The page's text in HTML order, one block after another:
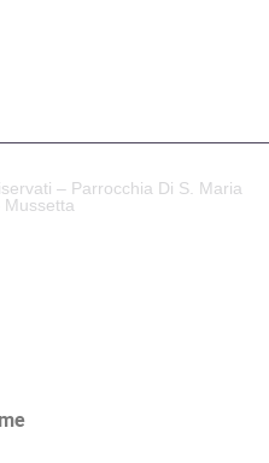
– Parrocchia Di S. Maria
Mussetta